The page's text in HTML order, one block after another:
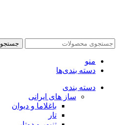
جستجو
منو
دسته بندی‌ها
دسته بندی
ساز های ایرانی
باغلاما و دیوان
تار